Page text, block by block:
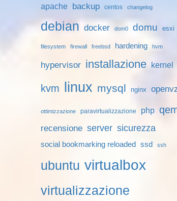
apache backup centos changelog
debian docker dom0 domu esxi
filesystem firewall freebsd hardening hvm
hypervisor installazione kernel
kvm linux mysql nginx
ottimizzazione paravirtualizzazione php
recensione server sicurezza
social bookmarking reloaded ssd ssh
ubuntu virtualbox
virtualizzazione